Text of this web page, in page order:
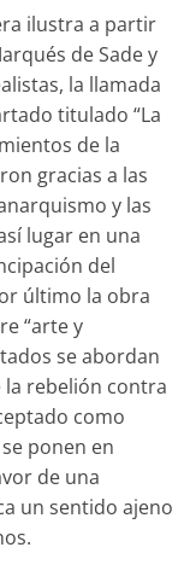
ilustra a partir
de Sade y
la llamada
titulado “La
de la
gracias a las
y las
lugar en una
del
último la obra
“arte y
se abordan
la rebelión contra
como
ponen en
de una
un sentido ajeno